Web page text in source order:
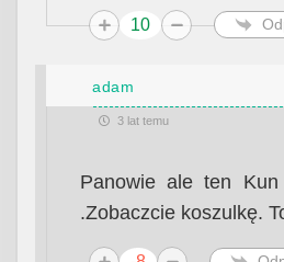
10
adam
3 lat temu
Panowie ale ten
.Zobaczcie koszulkę.